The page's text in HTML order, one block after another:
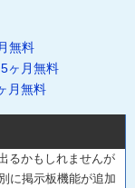
無料
ヶ月無料
月無料
るかもしれませんが
に掲示板機能が追加